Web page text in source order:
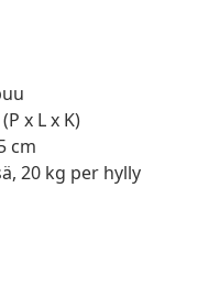
x L x K)
cm
20 kg per hylly